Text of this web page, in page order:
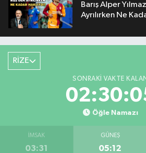
Barış Alper
Ayrılırken Ne
RİZE
SONRAKI VAKTE
Öğle Namazı
İMSAK
03:31
GÜNEŞ
05:12